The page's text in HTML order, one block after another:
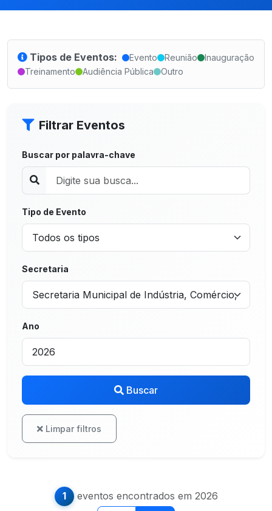
Tipos de Eventos: Evento Reunião
Inauguração
Treinamento
Audiência Pública Outro
Filtrar Eventos
Buscar por palavra-chave
Tipo de Evento
Secretaria
Ano
Buscar
Limpar filtros
1 eventos encontrados em 2026